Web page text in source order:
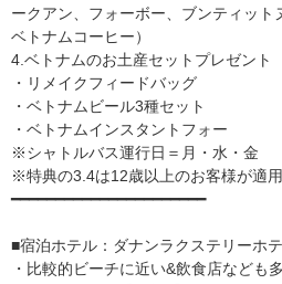
ークアン、フォーボー、ブンティット
ベトナムコーヒー）
4.ベトナムのお土産セットプレゼント
・リメイクフィードバッグ
・ベトナムビール3種セット
・ベトナムインスタントフォー
※シャトルバス運行日＝月・水・金
※特典の3.4は12歳以上のお客様が適
━━━━━━━━━━━━━━━━━━━━━━
■宿泊ホテル：ダナンラクステリーホテ
・比較的ビーチに近い&飲食店なども